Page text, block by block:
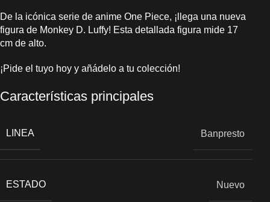
De la icónica serie de anime One Piece, ¡llega una nueva
figura de Monkey D. Luffy! Esta detallada figura mide 17
cm de alto.
¡Pide el tuyo hoy y añádelo a tu colección!
Características principales
LINEA Banpresto
ESTADO Nuevo